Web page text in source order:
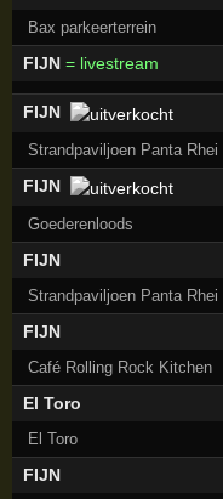
Bax parkeerterrein
FIJN = livestream
FIJN
Strandpaviljoen Panta Rhei
FIJN
Goederenloods
FIJN
Strandpaviljoen Panta Rhei
FIJN
Café Rolling Rock Kitchen
El Toro
El Toro
FIJN